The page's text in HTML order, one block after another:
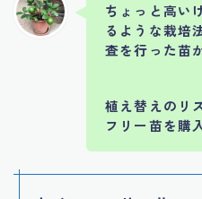
ちょっと高い
るような栽培
査を行った苗
植え替えのリ
フリー苗を購